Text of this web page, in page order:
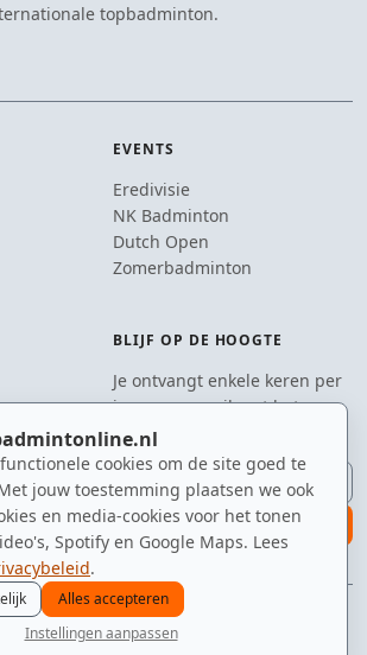
cookies om de site goed te
jouw toestemming plaatsen we ook
en media-cookies voor het tonen
Spotify en Google Maps. Lees
.
Alles accepteren
Instellingen aanpassen
topbadminton.
EVENTS
Eredivisie
NK Badminton
Dutch Open
Zomerbadminton
BLIJF OP DE HOOGTE
Je ontvangt enkele keren per
jaar een e-mail met het
laatste badmintonnieuws.
E-mailadres
aanmelden
· geobsedeerd door de perfecte service (net
spelers ranglijst zomer